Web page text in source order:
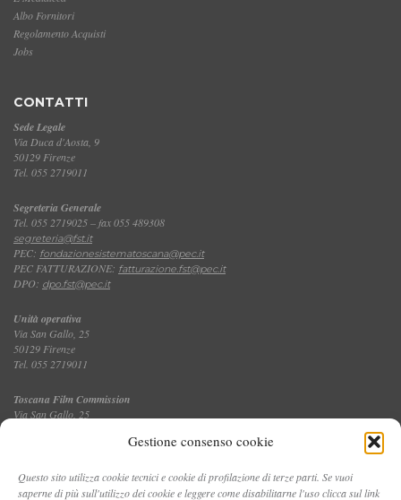
Gestione consenso cookie
Questo sito utilizza cookie tecnici e cookie di profilazione di terze parti. Se vuoi
saperne di più sull'utilizzo dei cookie e leggere come disabilitarne l'uso clicca sul link
Albo Fornitori
Regolamento Acquisti
Jobs
CONTATTI
Sede Legale
Via Duca d'Aosta, 9
50129 Firenze
Tel. 055 2719011
Segreteria Generale
Tel. 055 2719025 – fax 055 489308
segreteria@fst.it
PEC: fondazionesistematoscana@pec.it
PEC FATTURAZIONE: fatturazione.fst@pec.it
DPO: dpo.fst@pec.it
Unità operativa
Via San Gallo, 25
50129 Firenze
Tel. 055 2719011
Toscana Film Commission
Via San Gallo, 25